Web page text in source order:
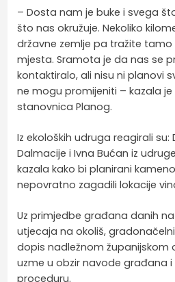
– Dosta nam je buke i svega
što nas okružuje. Nekoliko
državne zemlje pa tražite tamo
mjesta. Sramota je da nas se
kontaktiralo, ali nisu ni planovi
ne mogu promijeniti – kazala je
stanovnica Planog.
Iz ekoloških udruga reagirali su:
Dalmacije i Ivna Bućan iz
kazala kako bi planirani
nepovratno zagadili lokacije
Uz primjedbe građana danih
utjecaja na okoliš,
dopis nadležnom županijskom
uzme u obzir navode građana
proceduru.